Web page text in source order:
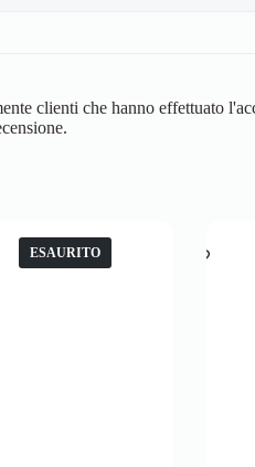
clienti che hanno effettuato
ESAURITO